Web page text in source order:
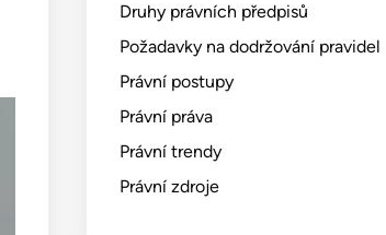
Druhy právních předpisů
Požadavky na dodržování pravidel
Právní postupy
Právní práva
Právní trendy
Právní zdroje